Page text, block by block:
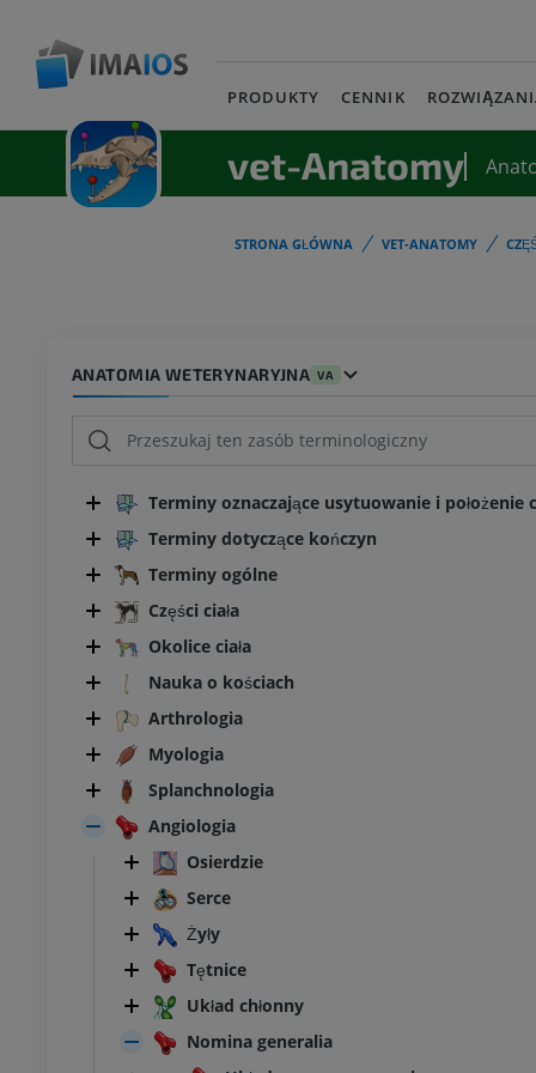
PRODUKTY CENNIK
vet-Anatomy
STRONA GŁÓWNA VET-ANATOMY
ANATOMIA WETERYNARYJNA VA
Terminy oznaczające usytuowanie i położenie
Terminy dotyczące kończyn
Terminy ogólne
Części ciała
Okolice ciała
Nauka o kościach
Arthrologia
Myologia
Splanchnologia
Angiologia
Osierdzie
Serce
Żyły
Tętnice
Układ chłonny
Nomina generalia
BYDŁO
Bydło - Ogólna anatomia